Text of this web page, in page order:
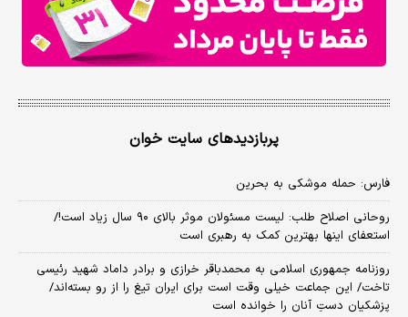
پربازدیدهای سایت خوان
فارس: حمله موشکی به بحرین
روحانی اصلاح طلب: ‌لیست مسئولان موثر بالای ۹۰ سال زیاد است!/
استعفای اینها بهترین کمک به رهبری است
روزنامه جمهوری اسلامی به محمدباقر خرازی و برادر داماد شهید رئیسی
تاخت/ این جماعت خیلی وقت است برای ایران تیغ را از رو بسته‌اند/
پزشکیان دستِ آنان را خوانده است